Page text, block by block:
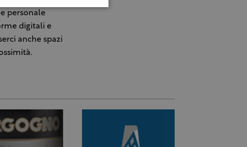
personale
digitali e
anche spazi